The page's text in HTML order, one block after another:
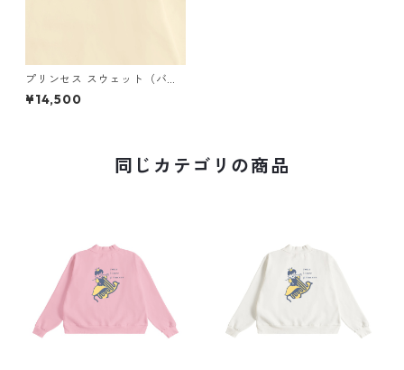
プリンセス スウェット（バッ
クプリント）× Liguee®️花ロゴ
（刺繍）
¥14,500
同じカテゴリの商品